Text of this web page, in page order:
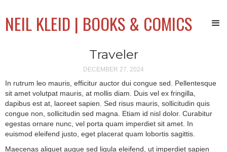
NEIL KLEID | BOOKS & COMICS
Traveler
DECEMBER 27, 2024
In rutrum leo mauris, efficitur auctor dui congue sed. Pellentesque
sit amet volutpat mauris, at mollis diam. Duis vel ex fringilla,
dapibus est at, laoreet sapien. Sed risus mauris, sollicitudin quis
congue non, sollicitudin sed magna. Etiam id nisl dolor. Curabitur
egestas ornare nunc, vel porta quam imperdiet sit amet. In
euismod eleifend justo, eget placerat quam lobortis sagittis.
Maecenas aliquet augue sed ligula eleifend, ut imperdiet sapien